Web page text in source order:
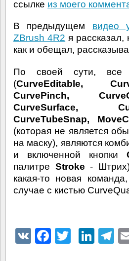
ссылке из моего
В предыдущем видео
ZBrush 4R2 я
как и обещал,
По своей сути, все
(CurveEditable,
CurvePinch,
CurveSurface,
CurveTubeSnap,
(которая не является
на маску), являются
и включенной кнопки
палитре Stroke -
какая-то новая
случае с кистью
VK Facebook
Twitter